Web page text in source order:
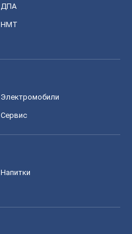
ДПА
НМТ
Электромобили
Сервис
Напитки